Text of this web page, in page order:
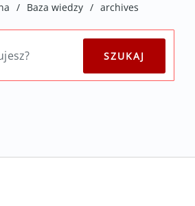
/ Baza wiedzy / archives